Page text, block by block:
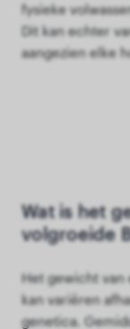
fysieke
Dit kan echter
aangezien elke
Wat is het
volgroeide
Het gewicht van
kan variëren
genetica.